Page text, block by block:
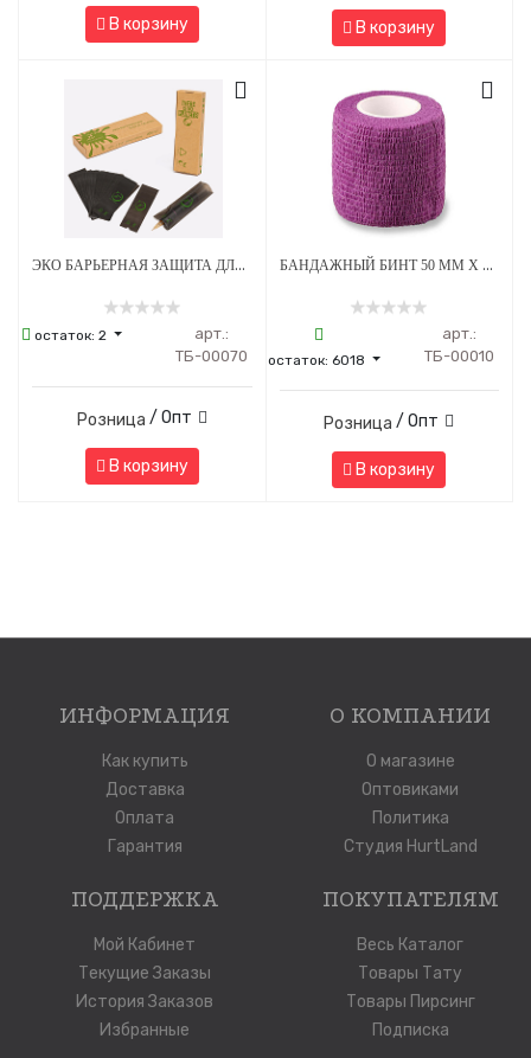
В корзину В корзину
ЭКО БАРЬЕРНАЯ ЗАЩИТА ДЛЯ ПЕНОВ 53 Х 160 ММ - ЧЕРНАЯ
остаток:2
арт.:
ТБ-00070
Розница / Опт
В корзину
БАНДАЖНЫЙ БИНТ 50 ММ Х 4.5 М ФИОЛЕТОВЫЙ 1 ШТУКА
остаток: 6018
арт.:
ТБ-00010
Розница / Опт
В корзину
ИНФОРМАЦИЯ
Как купить
Доставка
Оплата
Гарантия
О КОМПАНИИ
О магазине
Оптовиками
Политика
Студия HurtLand
ПОДДЕРЖКА
Мой Кабинет
Текущие Заказы
История Заказов
Избранные
ПОКУПАТЕЛЯМ
Весь Каталог
Товары Тату
Товары Пирсинг
Подписка